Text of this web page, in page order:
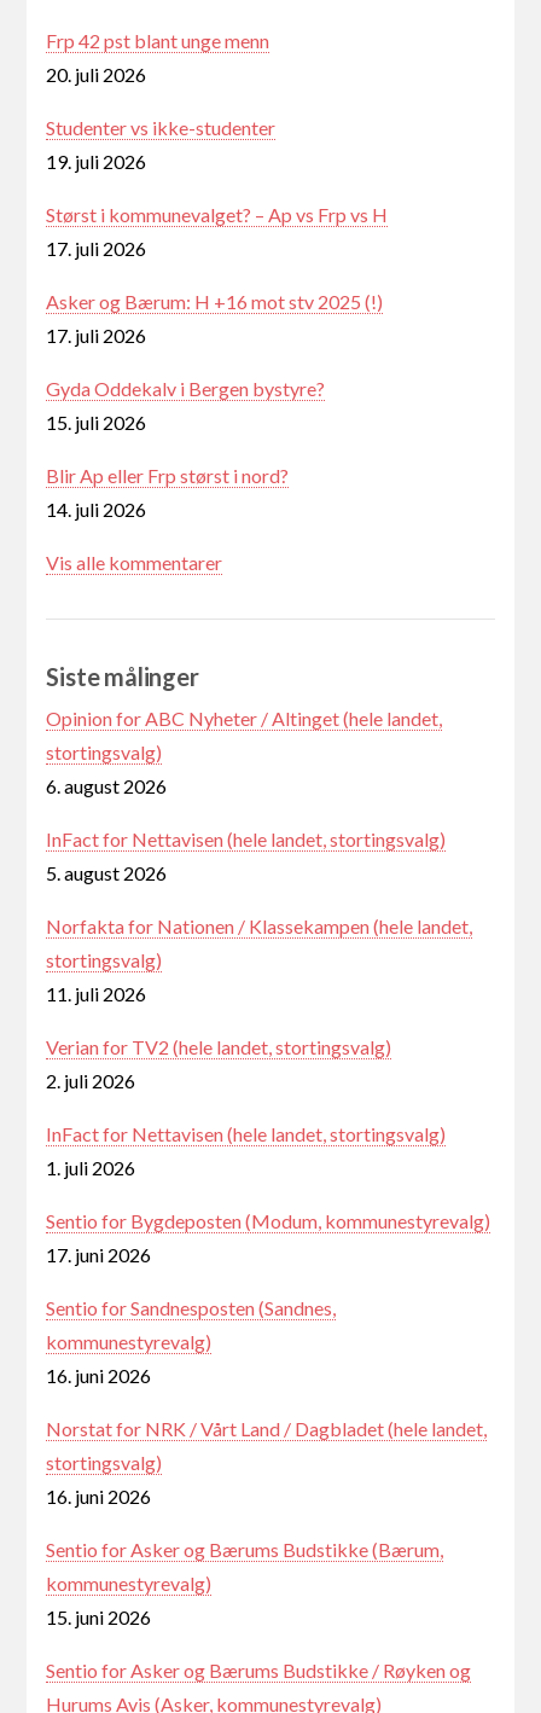
Frp 42 pst blant unge menn
20. juli 2026
Studenter vs ikke-studenter
19. juli 2026
Størst i kommunevalget? – Ap vs Frp vs H
17. juli 2026
Asker og Bærum: H +16 mot stv 2025 (!)
17. juli 2026
Gyda Oddekalv i Bergen bystyre?
15. juli 2026
Blir Ap eller Frp størst i nord?
14. juli 2026
Vis alle kommentarer
Siste målinger
Opinion for ABC Nyheter / Altinget (hele landet,
stortingsvalg)
6. august 2026
InFact for Nettavisen (hele landet, stortingsvalg)
5. august 2026
Norfakta for Nationen / Klassekampen (hele landet,
stortingsvalg)
11. juli 2026
Verian for TV2 (hele landet, stortingsvalg)
2. juli 2026
InFact for Nettavisen (hele landet, stortingsvalg)
1. juli 2026
Sentio for Bygdeposten (Modum, kommunestyrevalg)
17. juni 2026
Sentio for Sandnesposten (Sandnes,
kommunestyrevalg)
16. juni 2026
Norstat for NRK / Vårt Land / Dagbladet (hele landet,
stortingsvalg)
16. juni 2026
Sentio for Asker og Bærums Budstikke (Bærum,
kommunestyrevalg)
15. juni 2026
Sentio for Asker og Bærums Budstikke / Røyken og
Hurums Avis (Asker, kommunestyrevalg)